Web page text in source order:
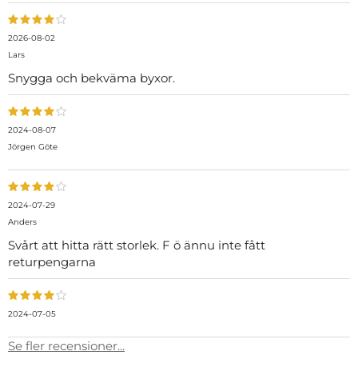
2026-08-02
Lars
Snygga och bekväma byxor.
2024-08-07
Jörgen Göte
2024-07-29
Anders
Svårt att hitta rätt storlek. F ö ännu inte fått
returpengarna
2024-07-05
Se fler recensioner...